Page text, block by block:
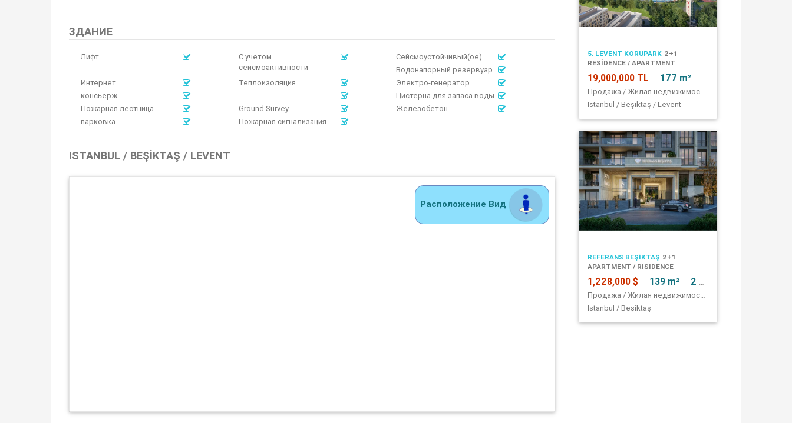
ЗДАНИЕ
Лифт
С учетом
сейсмоактивности
Сейсмоустойчивый(ое)
Водонапорный резервуар
Интернет
Теплоизоляция
Электро-генератор
консьерж
Цистерна для запаса воды
Пожарная лестница
Ground Survey
Железобетон
парковка
Пожарная сигнализация
ISTANBUL / BEŞIKTAŞ / LEVENT
Расположение Вид
5. LEVENT KORUPARK 2+1
RESİDENCE / APARTMENT
19,000,000 TL 177 m²
Продажа / Жилая недвижимость / квартира
Istanbul / Beşiktaş / Levent
REFERANS BEŞİKTAŞ 2+1
APARTMENT / RISIDENCE
1,228,000 $ 139 m² 2 + 1
Продажа / Жилая недвижимость / квартира
Istanbul / Beşiktaş